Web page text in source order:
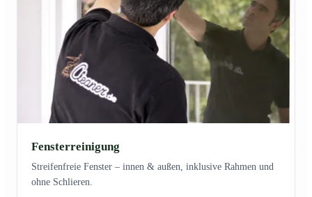
Fensterreinigung
Streifenfreie Fenster – innen & außen, inklusive Rahmen und
ohne Schlieren.